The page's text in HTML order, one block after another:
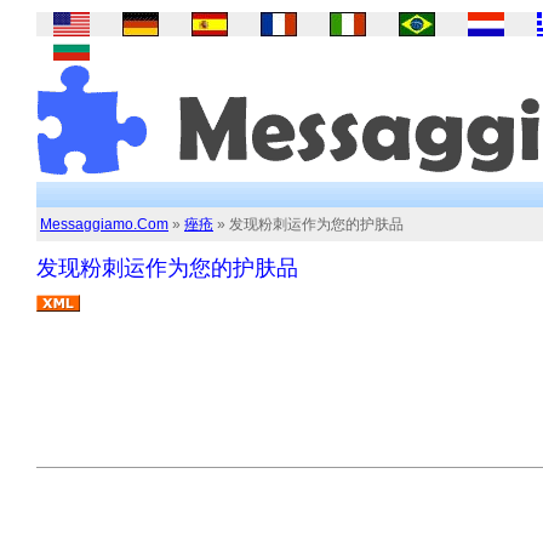
Messaggiamo.Com » 痤疮 » 发现粉刺运作为您的护肤品
发现粉刺运作为您的护肤品